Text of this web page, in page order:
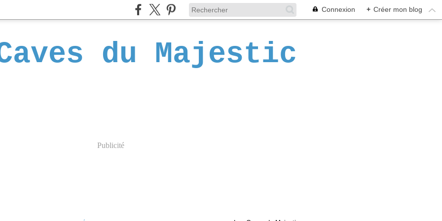
Connexion + Créer mon blog
du Majestic
Publicité